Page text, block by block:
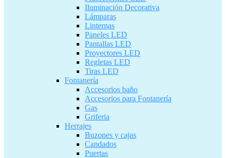
Iluminación Decorativa
Lámparas
Linternas
Paneles LED
Pantallas LED
Proyectores LED
Regletas LED
Tiras LED
Fontanería
Accesorios baño
Accesorios para Fontanería
Gas
Griferia
Herrajes
Buzones y cajas
Candados
Puertas